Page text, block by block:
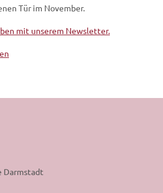
Tür im November.
mit unserem Newsletter.
Darmstadt